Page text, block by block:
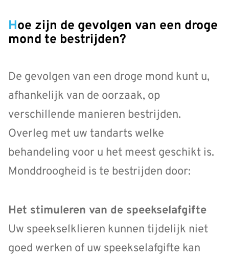
Hoe zijn de gevolgen van een droge
mond te bestrijden?
De gevolgen van een droge mond kunt u,
afhankelijk van de oorzaak, op
verschillende manieren bestrijden.
Overleg met uw tandarts welke
behandeling voor u het meest geschikt is.
Monddroogheid is te bestrijden door:
Het stimuleren van de speekselafgifte
Uw speekselklieren kunnen tijdelijk niet
goed werken of uw speekselafgifte kan